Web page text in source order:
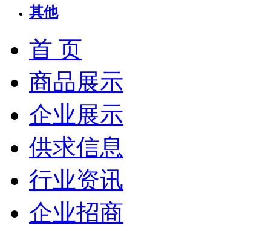
其他
首 页
商品展示
企业展示
供求信息
行业资讯
企业招商